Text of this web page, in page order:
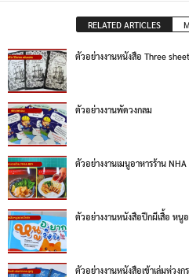
RELATED ARTICLES
ตัวอย่างงานหนังสือ Three
ตัวอย่างงานพัดวงกลม
ตัวอย่างงานเมนูอาหารร้าน NHA
ตัวอย่างงานหนังสือปีกผีเสื้อ หนูอ
ตัวอย่างงานหนังสือเข้าเล่มห่วงก